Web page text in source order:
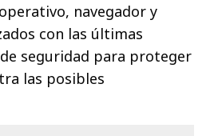
navegador y
con las últimas
seguridad para proteger
las posibles